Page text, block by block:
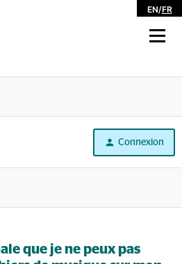
EN/FR
Connexion
que je ne peux pas